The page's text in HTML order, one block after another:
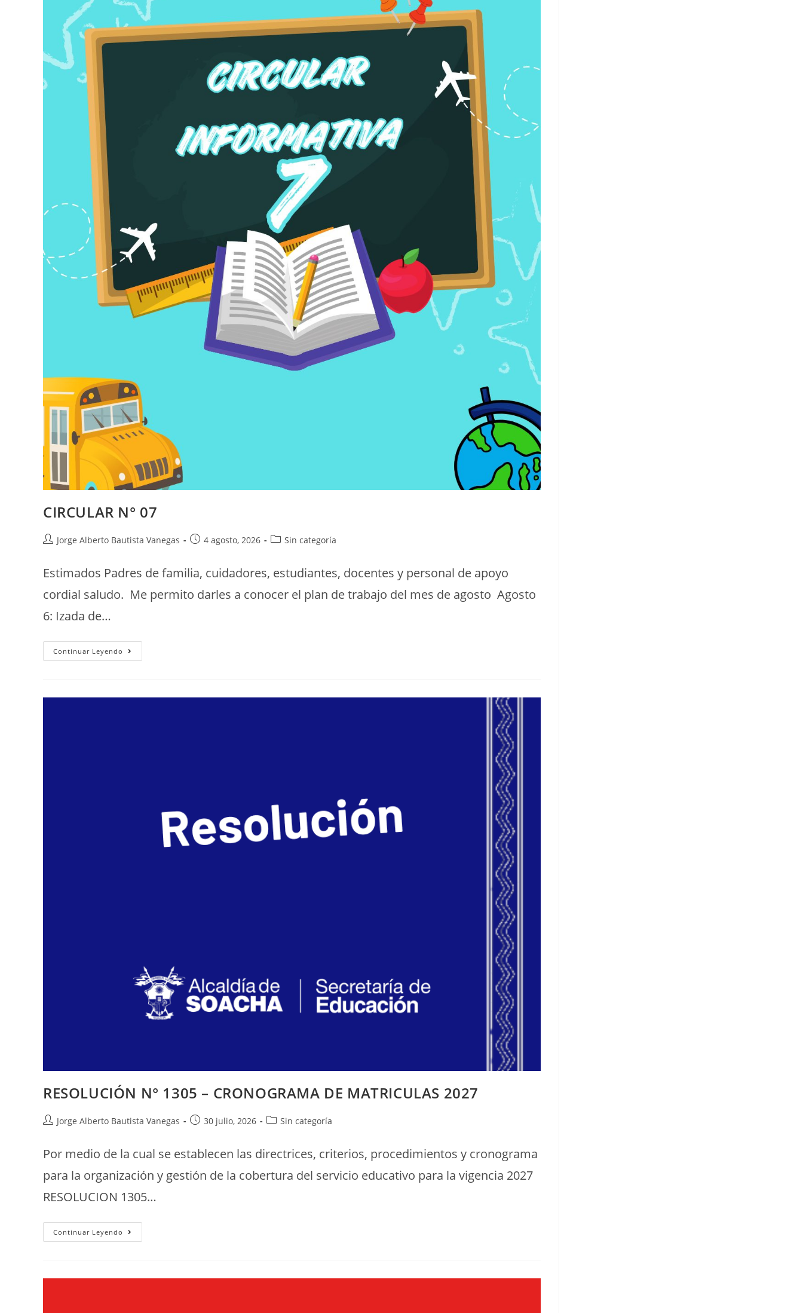
CIRCULAR N° 07
Jorge Alberto Bautista Vanegas 4 agosto, 2026 Sin categoría
Estimados Padres de familia, cuidadores, estudiantes, docentes y personal de apoyo
cordial saludo. Me permito darles a conocer el plan de trabajo del mes de agosto Agosto
6: Izada de…
Continuar Leyendo
RESOLUCIÓN N° 1305 – CRONOGRAMA DE MATRICULAS 2027
Jorge Alberto Bautista Vanegas 30 julio, 2026 Sin categoría
Por medio de la cual se establecen las directrices, criterios, procedimientos y cronograma
para la organización y gestión de la cobertura del servicio educativo para la vigencia 2027
RESOLUCION 1305…
Continuar Leyendo